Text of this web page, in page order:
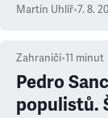
Martin Uhlíř•7. 8.
Zahraničí•11 minut
Pedro
populistů.